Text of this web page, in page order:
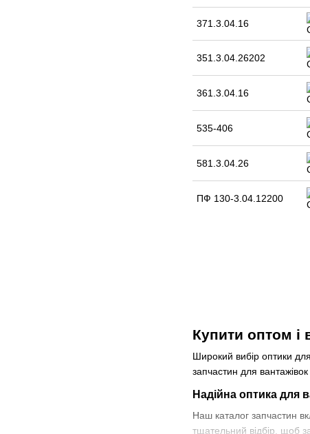
Купити оптом і
Широкий вибір оптики
запчастин для
Надійна оптика для
Наш каталог запчастин
тщательний відбір, щоб
371.3.04.16
351.3.04.26202
361.3.04.16
535-406
581.3.04.26
ПФ 130-3.04.12200